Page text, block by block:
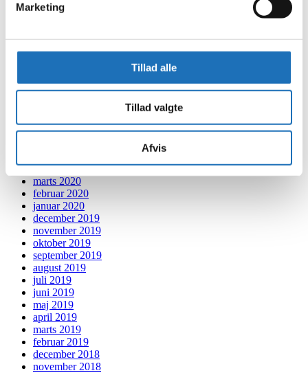
Marketing
Tillad alle
Tillad valgte
Afvis
maj 2021
november 2020
oktober 2020
juli 2020
april 2020
marts 2020
februar 2020
januar 2020
december 2019
november 2019
oktober 2019
september 2019
august 2019
juli 2019
juni 2019
maj 2019
april 2019
marts 2019
februar 2019
december 2018
november 2018